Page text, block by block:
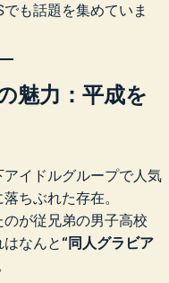
も話題を集めていま
魅力：平成を
イドルグループで人気
ちぶれた存在。
が従兄弟の男子高校
なんと“同人グラビア